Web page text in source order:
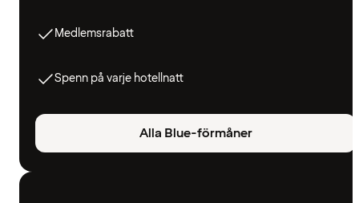
Medlemsrabatt
Spenn på varje hotellnatt
Alla Blue-förmåner